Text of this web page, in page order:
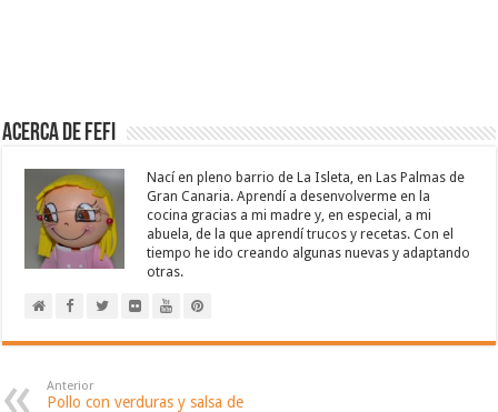
Acerca de Fefi
Nací en pleno barrio de La Isleta, en Las Palmas de
Gran Canaria. Aprendí a desenvolverme en la
cocina gracias a mi madre y, en especial, a mi
abuela, de la que aprendí trucos y recetas. Con el
tiempo he ido creando algunas nuevas y adaptando
otras.
Anterior
Pollo con verduras y salsa de